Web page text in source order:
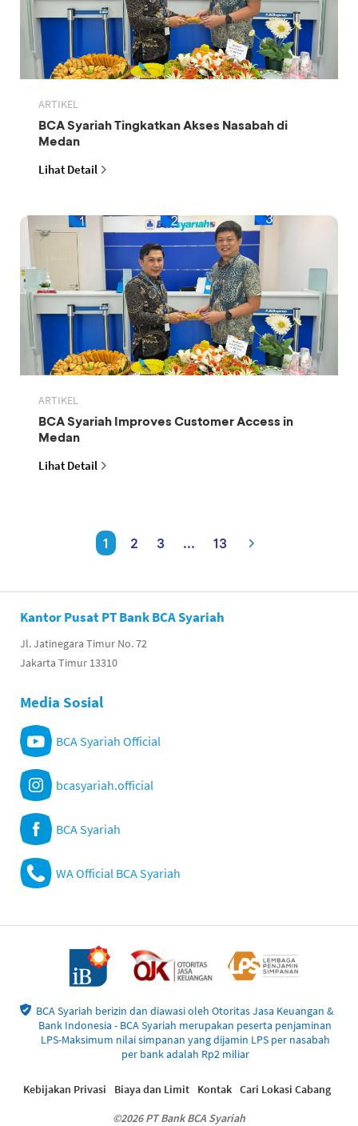
ARTIKEL
BCA Syariah Tingkatkan Akses Nasabah di
Medan
Lihat Detail
ARTIKEL
BCA Syariah Improves Customer Access in
Medan
Lihat Detail
1 2 3 ... 13
Kantor Pusat PT Bank BCA Syariah
Jl. Jatinegara Timur No. 72
Jakarta Timur 13310
Media Sosial
BCA Syariah Official
bcasyariah.official
BCA Syariah
WA Official BCA Syariah
BCA Syariah berizin dan diawasi oleh Otoritas Jasa Keuangan &
Bank Indonesia - BCA Syariah merupakan peserta penjaminan
LPS-Maksimum nilai simpanan yang dijamin LPS per nasabah
per bank adalah Rp2 miliar
©2026 PT Bank BCA Syariah
Kebijakan Privasi Biaya dan Limit Kontak Cari Lokasi Cabang